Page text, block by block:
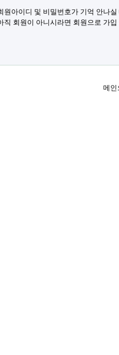
원아이디 및 비밀번호가 기억 안나
직 회원이 아니시라면 회원으로 가
메인